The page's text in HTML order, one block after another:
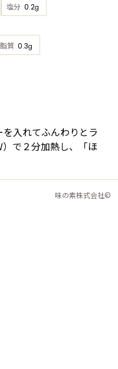
塩分 0.2g
脂質 0.3g
入れてふんわりとラ
で２分加熱し、「ほ
味の素株式会社©